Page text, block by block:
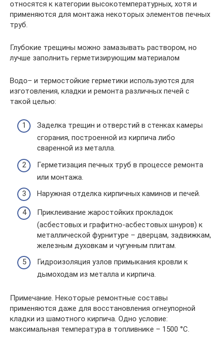
относятся к категории высокотемпературных, хотя и
применяются для монтажа некоторых элементов печных
труб.
Глубокие трещины можно замазывать раствором, но
лучше заполнить герметизирующим материалом
Водо– и термостойкие герметики используются для
изготовления, кладки и ремонта различных печей с
такой целью:
Заделка трещин и отверстий в стенках камеры
сгорания, построенной из кирпича либо
сваренной из металла.
Герметизация печных труб в процессе ремонта
или монтажа.
Наружная отделка кирпичных каминов и печей.
Приклеивание жаростойких прокладок
(асбестовых и графитно-асбестовых шнуров) к
металлической фурнитуре – дверцам, задвижкам,
железным духовкам и чугунным плитам.
Гидроизоляция узлов примыкания кровли к
дымоходам из металла и кирпича.
Примечание. Некоторые ремонтные составы
применяются даже для восстановления огнеупорной
кладки из шамотного кирпича. Одно условие:
максимальная температура в топливнике – 1500 °С.